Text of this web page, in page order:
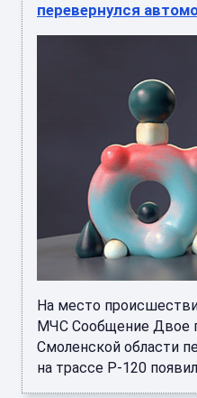
перевернулся
На место
МЧС Сообщение Двое
Смоленской области
на трассе Р-120